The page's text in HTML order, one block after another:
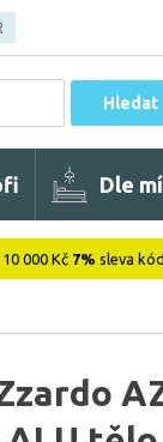
Hledat
Dle
000 Kč 7% sleva kód